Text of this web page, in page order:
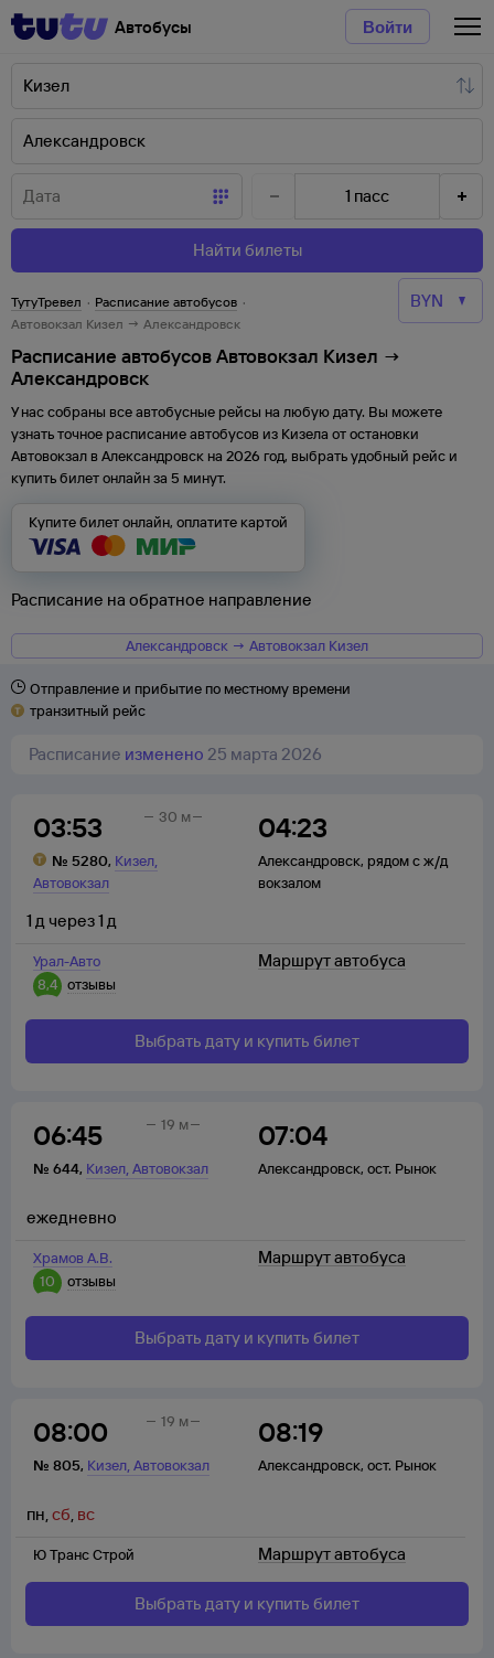
Автобусы Войти
1 пасс
Найти билеты
ТутуТревел · Расписание автобусов ·
Автовокзал Кизел → Александровск
Расписание автобусов Автовокзал Кизел →
Александровск
У нас собраны все автобусные рейсы на любую дату. Вы можете
узнать точное расписание автобусов из Кизела отостановки
Автовокзал в Александровск на 2026 год, выбрать удобный рейс и
купить билет онлайн за 5 минут.
Купите билет онлайн, оплатите картой
Расписание на обратное направление
Александровск → Автовокзал Кизел
Отправление и прибытие по местному времени
транзитный рейс
Расписание изменено 25 марта 2026
03:53
№ 5280, Кизел,
Автовокзал
04:23
Александровск, рядом с ж/д
вокзалом
30 м
Урал-Авто
8,4 отзывы
1 д через1 д
Маршрут автобуса
Выбрать дату и купить билет
06:45
№ 644, Кизел,Автовокзал
07:04
Александровск, ост. Рынок
19 м
Храмов А.В.
10
отзывы
ежедневно
Маршрут автобуса
Выбрать дату и купить билет
08:00
№ 805, Кизел,Автовокзал
08:19
Александровск, ост. Рынок
19 м
Ю Транс Строй
пн,сб, вс
Маршрут автобуса
Выбрать дату и купить билет